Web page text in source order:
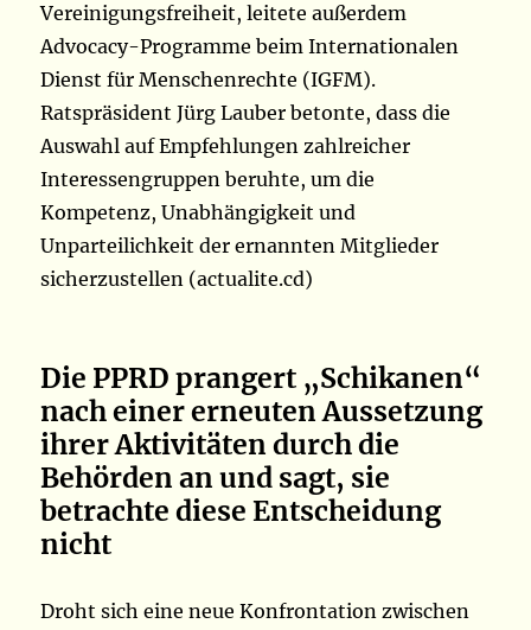
Vereinigungsfreiheit, leitete außerdem
Advocacy-Programme beim Internationalen
Dienst für Menschenrechte (IGFM).
Ratspräsident Jürg Lauber betonte, dass die
Auswahl auf Empfehlungen zahlreicher
Interessengruppen beruhte, um die
Kompetenz, Unabhängigkeit und
Unparteilichkeit der ernannten Mitglieder
sicherzustellen (actualite.cd)
Die PPRD prangert „Schikanen“
nach einer erneuten Aussetzung
ihrer Aktivitäten durch die
Behörden an und sagt, sie
betrachte diese Entscheidung
nicht
Droht sich eine neue Konfrontation zwischen